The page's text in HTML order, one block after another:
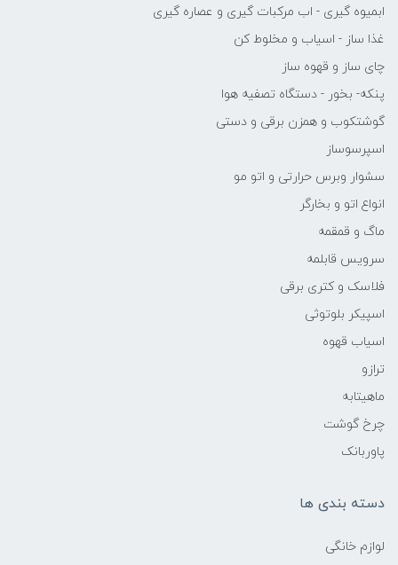
ابمیوه گیری - اب مرکبات گیری و عصاره گیری
غذا ساز - اسیاب و مخلوط کن
چای ساز و قهوه ساز
پنکه- بخور - دستگاه تصفیه هوا
گوشتکوب و همزن برقی و دستی
اسپرسوساز
سشوار وبرس حرارتی و اتو مو
انواع اتو و بخارگر
ماگ و قمقمه
سرویس قابلمه
فلاسک و کتری برقی
اسپیکر بلوتوثی
اسیاب قهوه
ترازو
ماهیتابه
چرخ گوشت
پاوربانک
دسته بندی ها
لوازم خانگی